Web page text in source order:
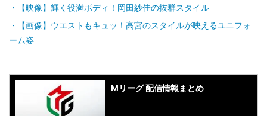
【映像】輝く役満ボディ！岡田紗佳の抜群スタイル
【画像】ウエストもキュッ！高宮のスタイルが映えるユニフォ
ーム姿
Mリーグ 配信情報まとめ